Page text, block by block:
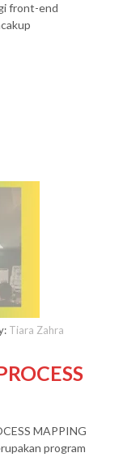
front-end
Tiara Zahra
MAPPING
program